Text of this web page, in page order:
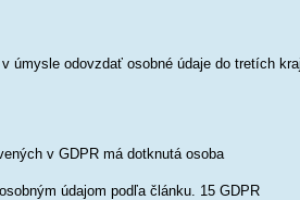
úmysle odovzdať osobné údaje do tretích
v GDPR má dotknutá osoba
údajom podľa článku. 15 GDPR